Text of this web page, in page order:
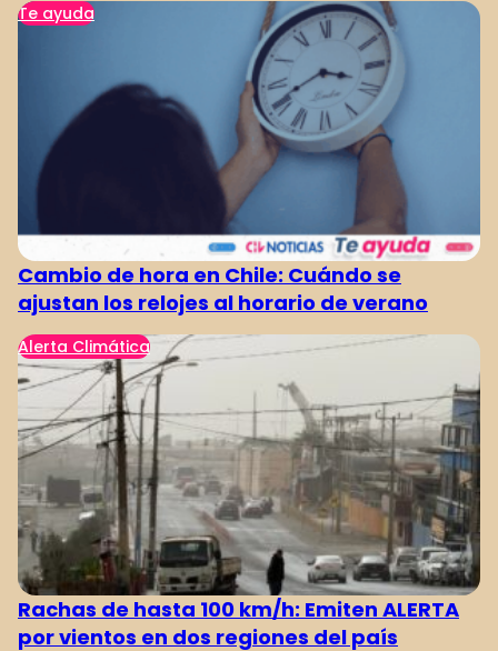
Te ayuda
Cambio de hora en Chile: Cuándo se
ajustan los relojes al horario de verano
Alerta Climática
Rachas de hasta 100 km/h: Emiten ALERTA
por vientos en dos regiones del país